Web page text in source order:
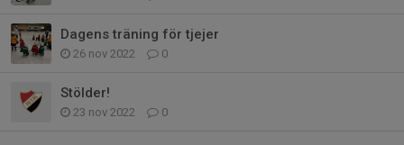
Dagens träning för tjejer
26 nov 2022 0
Stölder!
23 nov 2022 0